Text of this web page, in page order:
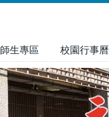
師生專區 校園行事曆